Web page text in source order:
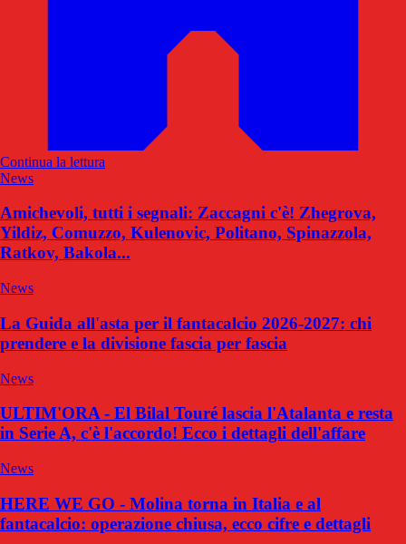
Continua la lettura
News
Amichevoli, tutti i segnali: Zaccagni c'è! Zhegrova,
Yildiz, Comuzzo, Kulenovic, Politano, Spinazzola,
Ratkov, Bakola...
News
La Guida all'asta per il fantacalcio 2026-2027: chi
prendere e la divisione fascia per fascia
News
ULTIM'ORA - El Bilal Touré lascia l'Atalanta e resta
in Serie A, c'è l'accordo! Ecco i dettagli dell'affare
News
HERE WE GO - Molina torna in Italia e al
fantacalcio: operazione chiusa, ecco cifre e dettagli